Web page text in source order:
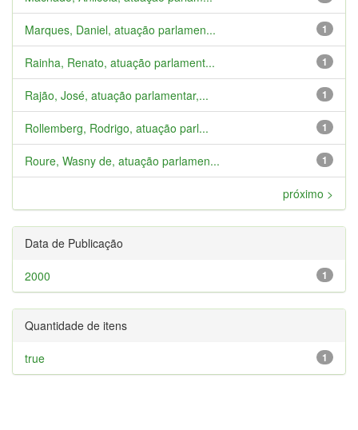
1
Marques, Daniel, atuação parlamen...
1
Rainha, Renato, atuação parlament...
1
Rajão, José, atuação parlamentar,...
1
Rollemberg, Rodrigo, atuação parl...
1
Roure, Wasny de, atuação parlamen...
próximo >
Data de Publicação
1
2000
Quantidade de itens
1
true